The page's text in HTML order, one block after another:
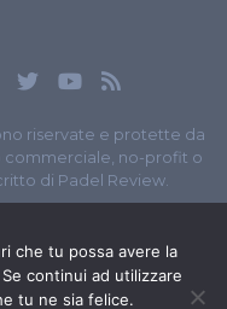
riservate e protette da
commerciale, no-profit o
di Padel Review.
Matteo Manna
che tu possa avere la
continui ad utilizzare
tu ne sia felice.